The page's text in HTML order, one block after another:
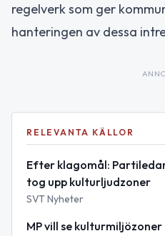
regelverk som ger
hanteringen av dessa
RELEVANTA KÄLLOR
Efter klagomål:
tog upp kulturljudzoner
SVT Nyheter
MP vill se